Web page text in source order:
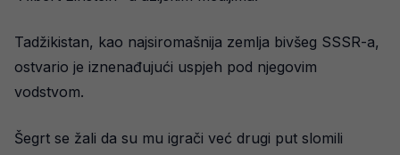
Tadžikistan, kao najsiromašnija zemlja bivšeg SSSR-a,
ostvario je iznenađujući uspjeh pod njegovim
vodstvom.
Šegrt se žali da su mu igrači već drugi put slomili